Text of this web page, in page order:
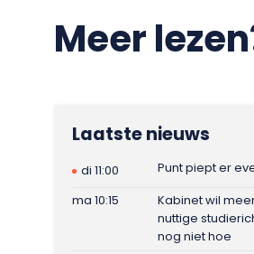
Meer
Laatste nieuws
di 11:00
Punt piept er
ma 10:15
Kabinet wil
nuttige
nog niet hoe